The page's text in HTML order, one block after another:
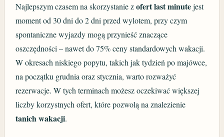
Najlepszym czasem na skorzystanie zofert last minutejest
moment od 30 dni do 2 dni przed wylotem, przy czym
spontaniczne wyjazdy mogą przynieść znaczące
oszczędności – nawet do 75% ceny standardowych wakacji.
W okresach niskiego popytu, takich jak tydzień po majówce,
na początku grudnia oraz stycznia, warto rozważyć
rezerwacje. W tych terminach możesz oczekiwać większej
liczby korzystnych ofert, które pozwolą na znalezienie
tanich wakacji.